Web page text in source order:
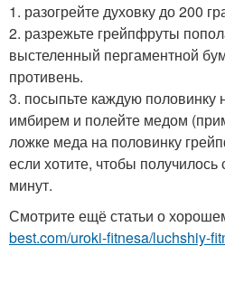
1. разогрейте духовку до 200
2. разрежьте грейпфруты
выстеленный пергаментной
противень.
3. посыпьте каждую половинку
имбирем и полейте медом
ложке меда на половинку
если хотите, чтобы
минут.
Смотрите ещё статьи о
best.com/uroki-fitnesa/luchshiy-